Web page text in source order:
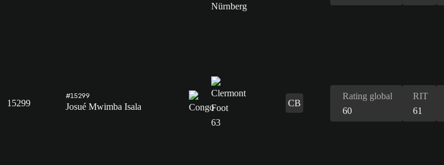
15299
#15299
Josué Mwimba Isala CB
Rating global
60
RIT
61